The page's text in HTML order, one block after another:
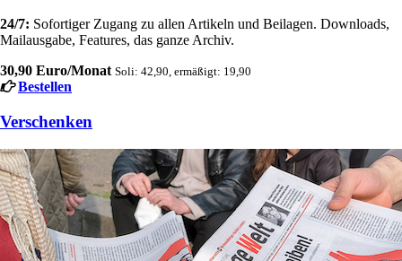
24/7: Sofortiger Zugang zu allen Artikeln und Beilagen. Downloads,
Mailausgabe, Features, das ganze Archiv.
30,90 Euro/Monat Soli: 42,90, ermäßigt: 19,90
Bestellen
Verschenken